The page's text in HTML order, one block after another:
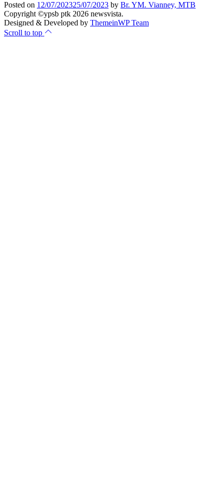
Posted on 12/07/202325/07/2023 by Br. YM. Vianney, MTB
Copyright ©ypsb ptk 2026 newsvista.
Designed & Developed by ThemeinWP Team
Scroll to top